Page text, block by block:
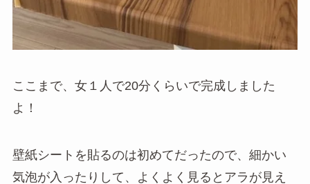
ここまで、女１人で20分くらいで完成しました
よ！
壁紙シートを貼るのは初めてだったので、細かい
気泡が入ったりして、よくよく見るとアラが見え